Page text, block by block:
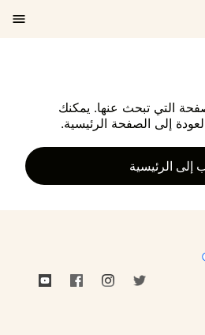
التي تبحث عنها. يمكنك
إلى الصفحة الرئيسية.
إلى الرئيسية